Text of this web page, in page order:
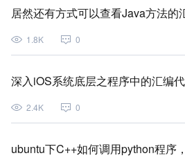
居然还有方式可以查看Java方法的
1.8K 0
深入iOS系统底层之程序中的汇编
2.4K 0
ubuntu下C++如何调用python程序